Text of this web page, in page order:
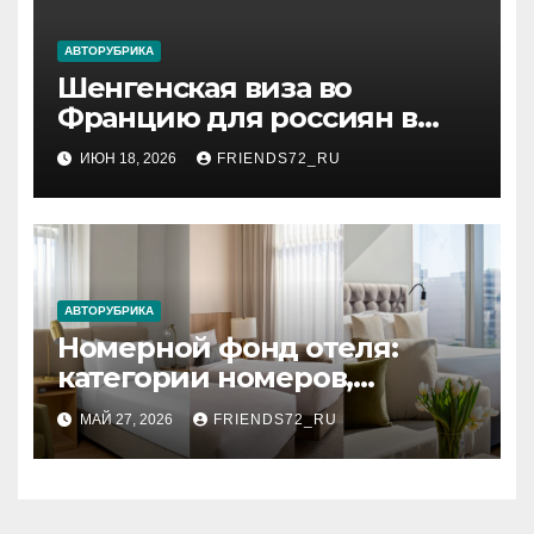
АВТОРУБРИКА
Шенгенская виза во
Францию для россиян в
2026 году: сроки от 3 дней и
список необходимых
документов
ИЮН 18, 2026 FRIENDS72_RU
АВТОРУБРИКА
Номерной фонд отеля:
категории номеров,
вместимость и стандартное
оснащение
МАЙ 27, 2026 FRIENDS72_RU